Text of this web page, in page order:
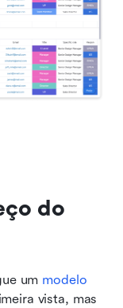
do
um modelo
vista, mas